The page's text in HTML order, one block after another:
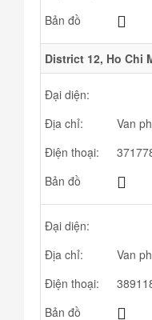
Bản đồ
District 12, Ho Chi
Đại diện:
Địa chỉ:
Van
Điện thoại:
Bản đồ
Đại diện:
Địa chỉ:
Van
Điện thoại:
Bản đồ